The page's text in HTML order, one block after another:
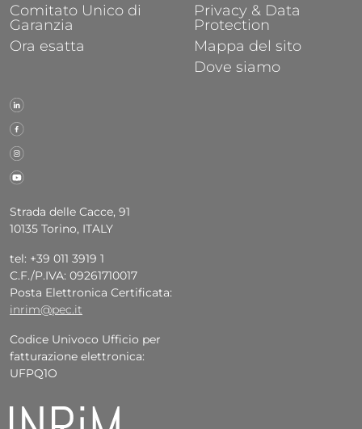
Strada delle Cacce, 91
10135 Torino, ITALY
tel: +39 011 3919 1
C.F./P.IVA: 09261710017
Posta Elettronica Certificata:
inrim@pec.it
Codice Univoco Ufficio per
fatturazione elettronica:
UFPQ1O
Comitato Unico di
Garanzia
Ora esatta
Privacy & Data
Protection
Mappa del sito
Dove siamo